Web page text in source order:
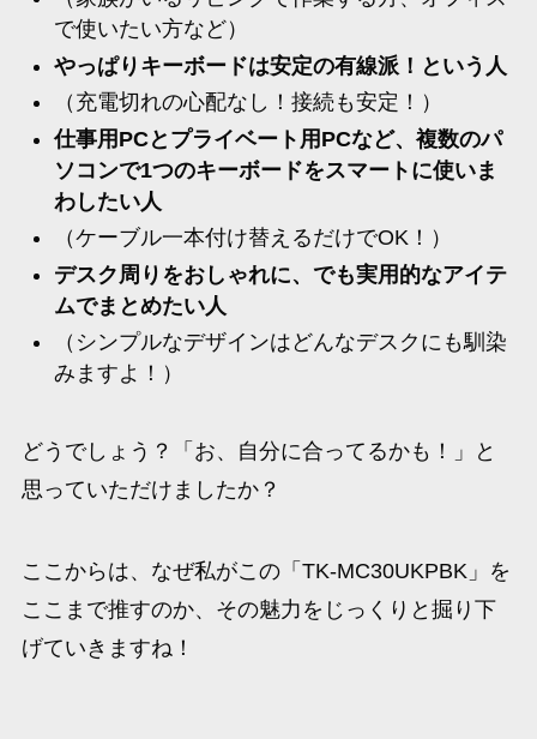
で使いたい方など）
やっぱりキーボードは安定の有線派！という人
（充電切れの心配なし！接続も安定！）
仕事用PCとプライベート用PCなど、複数のパ
ソコンで1つのキーボードをスマートに使いま
わしたい人
（ケーブル一本付け替えるだけでOK！）
デスク周りをおしゃれに、でも実用的なアイテ
ムでまとめたい人
（シンプルなデザインはどんなデスクにも馴染
みますよ！）
どうでしょう？「お、自分に合ってるかも！」と
思っていただけましたか？
ここからは、なぜ私がこの「TK-MC30UKPBK」を
ここまで推すのか、その魅力をじっくりと掘り下
げていきますね！